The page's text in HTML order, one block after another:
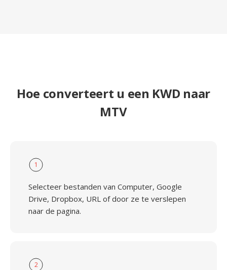
Hoe converteert u een KWD naar
MTV
1
Selecteer bestanden van Computer, Google
Drive, Dropbox, URL of door ze te verslepen
naar de pagina.
2